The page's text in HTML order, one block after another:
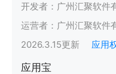
开发者： 广州汇聚软件
运营者： 广州汇聚软件
2026.3.15更新 应用
应用宝